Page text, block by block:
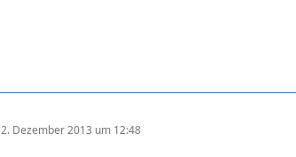
2. Dezember 2013 um 12:48